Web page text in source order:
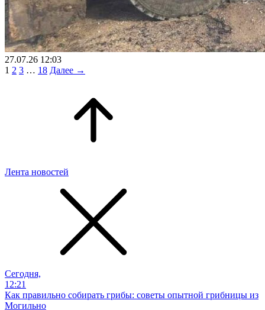
27.07.26 12:03
1 2 3 … 18 Далее →
Лента новостей
Сегодня,
12:21
Как правильно собирать грибы: советы опытной грибницы из
Могильно